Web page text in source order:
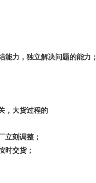
能力，独立解决问题的能力；
，大货过程的
立刻调整；
时交货；